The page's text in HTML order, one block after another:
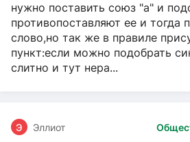
нужно поставить союз "а" и
противопоставляют ее и тогда
слово,но так же в правиле
пункт:если можно подобрать
слитно и тут нера...
Э Эллиот